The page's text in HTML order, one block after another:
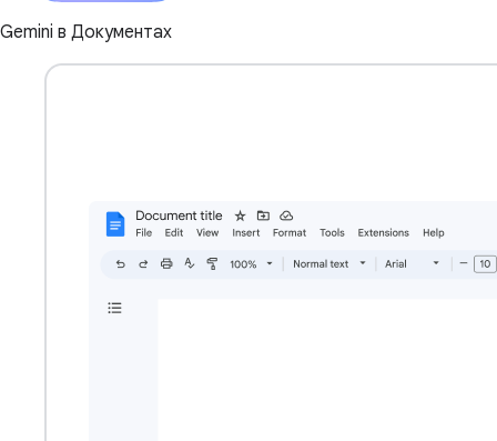
Gemini в Документах